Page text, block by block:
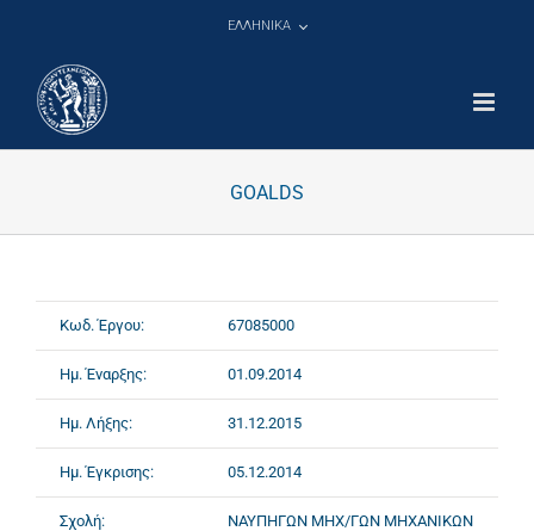
ΕΛΛΗΝΙΚΑ
GOALDS
Κωδ. Έργου: 67085000
Ημ. Έναρξης: 01.09.2014
Ημ. Λήξης: 31.12.2015
Ημ. Έγκρισης: 05.12.2014
Σχολή: ΝΑΥΠΗΓΩΝ ΜΗΧ/ΓΩΝ ΜΗΧΑΝΙΚΩΝ